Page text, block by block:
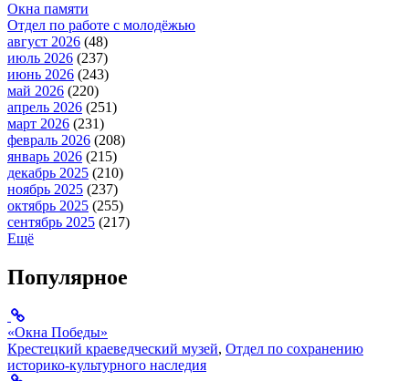
Окна памяти
Отдел по работе с молодёжью
август 2026 (48)
июль 2026 (237)
июнь 2026 (243)
май 2026 (220)
апрель 2026 (251)
март 2026 (231)
февраль 2026 (208)
январь 2026 (215)
декабрь 2025 (210)
ноябрь 2025 (237)
октябрь 2025 (255)
сентябрь 2025 (217)
Ещё
Популярное
«Окна Победы»
Крестецкий краеведческий музей, Отдел по сохранению
историко-культурного наследия